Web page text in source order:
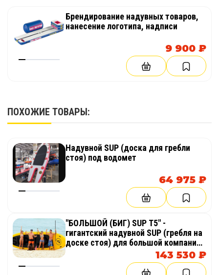
Паспорт изделия
1 шт
Брендирование надувных товаров,
нанесение логотипа, надписи
9 900 ₽
ПОХОЖИЕ ТОВАРЫ:
Надувной SUP (доска для гребли
стоя) под водомет
64 975 ₽
"БОЛЬШОЙ (БИГ) SUP T5" -
гигантский надувной SUP (гребля на
доске стоя) для большой компании,
тимбилдинга, корпоративов143 530 ₽